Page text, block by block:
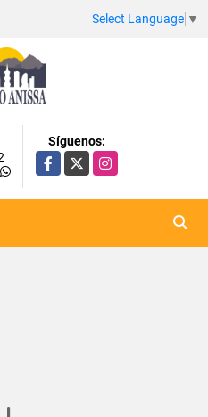
Select Language ▼
Síguenos:
Facebook
X Instagram